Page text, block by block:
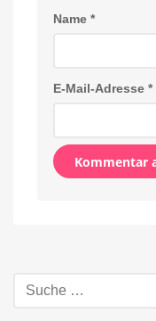
Name *
E-Mail-Adresse *
Suche
nach: